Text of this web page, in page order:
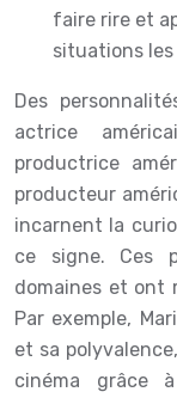
faire rire et
situations
Des
actrice
productrice
producteur
incarnent la
ce signe. Ces
domaines et ont
Par exemple,
et sa
cinéma grâce